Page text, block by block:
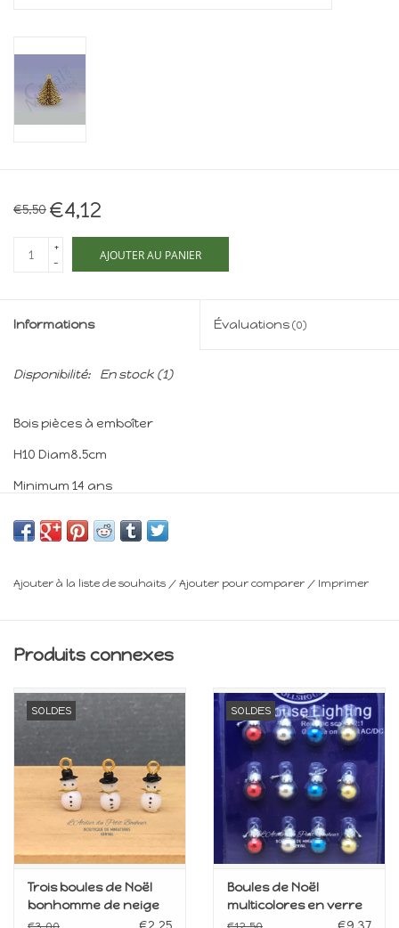
Maison de souris
€5,50 €4,12
+
-
AJOUTER AU PANIER
Informations Évaluations (0)
Disponibilité: En stock (1)
Bois pièces à emboîter
H10 Diam8.5cm
Minimum 14 ans
Frais de livraison : voir panier
Ajouter à la liste de souhaits / Ajouter pour comparer / Imprimer
Produits connexes
SOLDES
Trois boules de Noël
bonhomme de neige
miniatures 1:12
SOLDES
Boules de Noël
multicolores en verre
(12) miniatures 1:12